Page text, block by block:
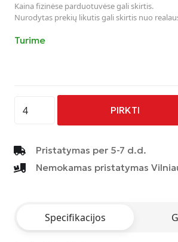
Kaina fizinėse parduotuvėse gali skirtis.
Nurodytas prekių likutis gali skirtis nuo
Turime
kiekis:
-
AC-
522
POLISHED
PIRKTI
Pristatymas per 5-7 d.d.
Nemokamas pristatymas
Specifikacijos